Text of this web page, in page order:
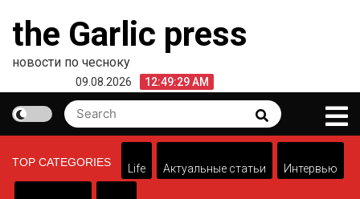
content
the Garlic press
новости по чесноку
09.08.2026 12:49:29 AM
Search
for:
Search
TOP CATEGORIES
Life Актуальные статьи Интервью